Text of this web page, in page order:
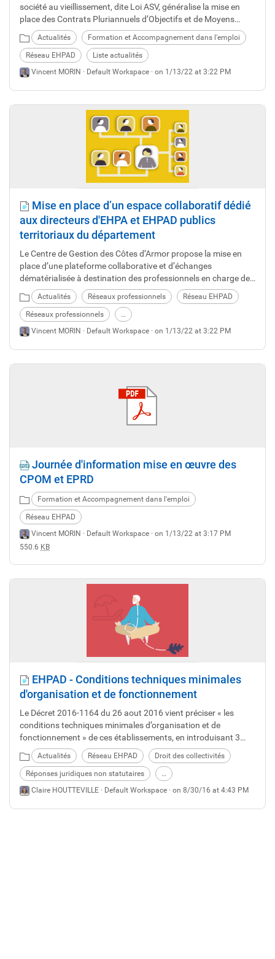
société au vieillissement, dite Loi ASV, généralise la mise en
place des Contrats Pluriannuels d’Objectifs et de Moyens
(CPOM) dans le secteur des personnes âgées d’ici 2021.
Actualités Formation et Accompagnement dans l'emploi
Réseau EHPAD
Liste actualités
Vincent MORIN · Default Workspace · on 1/13/22 at 3:22 PM
Mise en place d’un espace collaboratif dédié
aux directeurs d'EHPA et EHPAD publics
territoriaux du département
Le Centre de Gestion des Côtes d’Armor propose la mise en
place d’une plateforme collaborative et d’échanges
dématérialisée à destination des professionnels en charge de
la direction d’EHPA-EHPAD publics territoriaux dans le
département.
Actualités Réseaux professionnels Réseau EHPAD
Réseaux professionnels
…
Vincent MORIN · Default Workspace · on 1/13/22 at 3:22 PM
Journée d'information mise en œuvre des
CPOM et EPRD
Formation et Accompagnement dans l'emploi
Réseau EHPAD
Vincent MORIN · Default Workspace · on 1/13/22 at 3:17 PM
550.6 KB
EHPAD - Conditions techniques minimales
d'organisation et de fonctionnement
Le Décret 2016-1164 du 26 aout 2016 vient préciser « les
conditions techniques minimales d’organisation et de
fonctionnement » de ces établissements, en introduisant 3
nouveaux articles au Code de l’action sociale et des familles,
les D.312-155-0 à D.312-155-2.
Actualités Réseau EHPAD Droit des collectivités
Réponses juridiques non statutaires
…
Claire HOUTTEVILLE · Default Workspace · on 8/30/16 at 4:43 PM